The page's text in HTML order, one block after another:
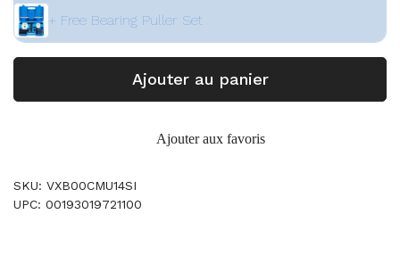
+ Free Bearing Puller Set
Ajouter au panier
Ajouter aux favoris
SKU: VXB00CMU14SI
UPC: 00193019721100